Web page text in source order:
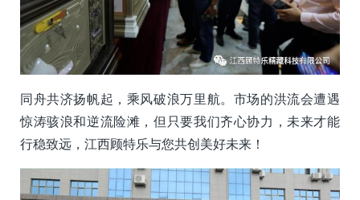
同舟共济扬帆起，乘风破浪万里航。市场的洪流会遭遇
惊涛骇浪和逆流险滩，但只要我们齐心协力，未来才能
行稳致远，江西顾特乐与您共创美好未来！